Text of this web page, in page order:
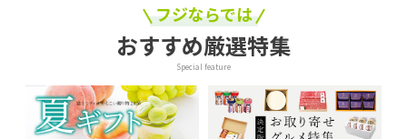
フジならでは
おすすめ厳選特集
Special feature